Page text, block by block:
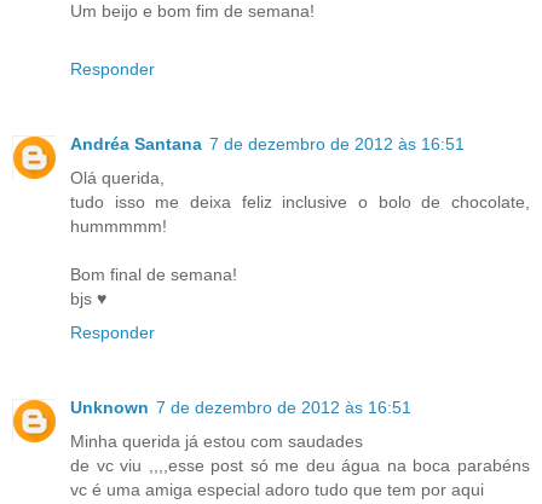
Um beijo e bom fim de semana!
Responder
Andréa Santana 7 de dezembro de 2012 às 16:51
Olá querida,
tudo isso me deixa feliz inclusive o bolo de chocolate,
hummmmm!
Bom final de semana!
bjs ♥
Responder
Unknown 7 de dezembro de 2012 às 16:51
Minha querida já estou com saudades
de vc viu ,,,,esse post só me deu água na boca parabéns
vc é uma amiga especial adoro tudo que tem por aqui